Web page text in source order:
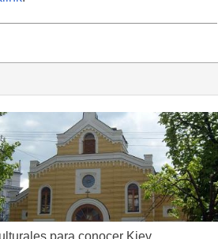
para conocer Kiev